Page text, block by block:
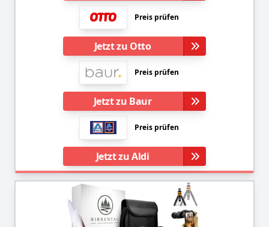
Preis prüfen
Jetzt zu Otto
Preis prüfen
Jetzt zu Baur
Preis prüfen
Jetzt zu Aldi